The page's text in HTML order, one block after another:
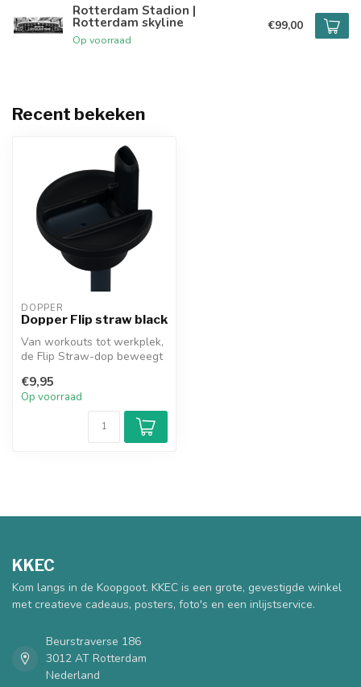
Rotterdam Stadion |
Rotterdam skyline
Op voorraad
€99,00
Recent bekeken
DOPPER
Dopper Flip straw black
Van workouts tot werkplek,
de Flip Straw-dop beweegt
€9,95
Op voorraad
KKEC
Kom langs in de Koopgoot. KKEC is een grote, gevestigde winkel
met creatieve cadeaus, posters, foto's en een inlijstservice.
Beurstraverse 186
3012 AT Rotterdam
Nederland